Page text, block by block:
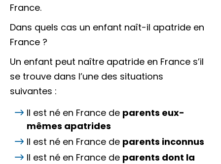
France.
Dans quels cas un enfant naît-il apatride en
France ?
Un enfant peut naître apatride en France s’il
se trouve dans l’une des situations
suivantes :
Il est né en France de parents eux-
mêmes apatrides
Il est né en France de parents inconnus
Il est né en France de parents dont la